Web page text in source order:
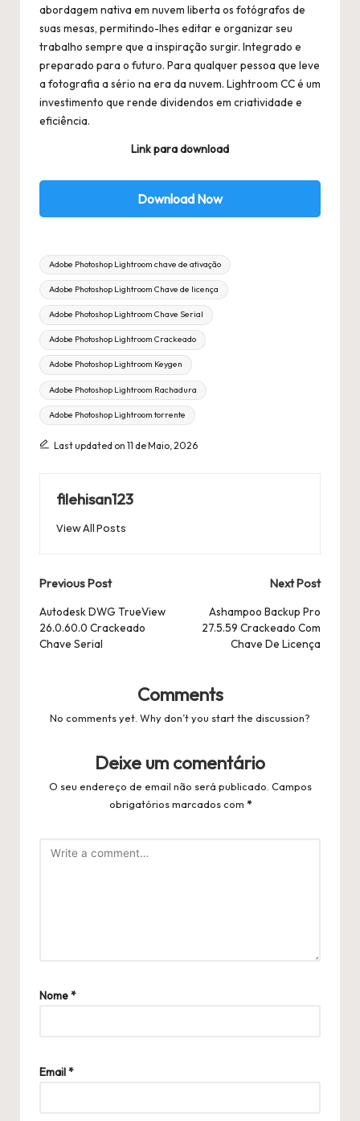
abordagem nativa em nuvem liberta os fotógrafos de
suas mesas, permitindo-lhes editar e organizar seu
trabalho sempre que a inspiração surgir. Integrado e
preparado para o futuro. Para qualquer pessoa que leve
a fotografia a sério na era da nuvem. Lightroom CC é um
investimento que rende dividendos em criatividade e
eficiência.
Link para download
Download Now
Tags:
Adobe Photoshop Lightroom chave de ativação
Adobe Photoshop Lightroom Chave de licença
Adobe Photoshop Lightroom Chave Serial
Adobe Photoshop Lightroom Crackeado
Adobe Photoshop Lightroom Keygen
Adobe Photoshop Lightroom Rachadura
Adobe Photoshop Lightroom torrente
Last updated on 11 de Maio, 2026
filehisan123
View All Posts
Post
navigation
Previous Post
Autodesk DWG TrueView
26.0.60.0 Crackeado
Chave Serial
Next Post
Ashampoo Backup Pro
27.5.59 Crackeado Com
Chave De Licença
Comments
No comments yet. Why don’t you start the discussion?
Deixe um comentário
O seu endereço de email não será publicado. Campos
obrigatórios marcados com *
Nome*
Email*